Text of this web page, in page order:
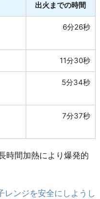
出火までの時間
6分26秒
11分30秒
5分34秒
7分37秒
時間加熱により爆発的
レンジを安全にしようし